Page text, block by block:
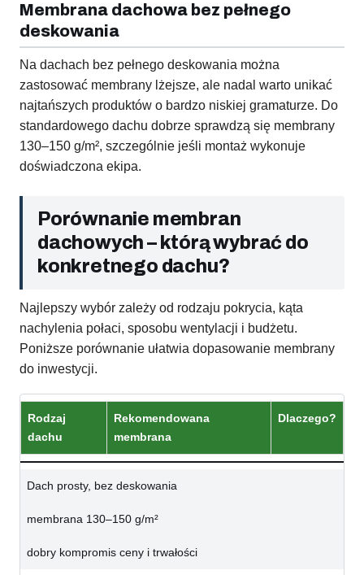
Membrana dachowa bez pełnego
deskowania
Na dachach bez pełnego deskowania można
zastosować membrany lżejsze, ale nadal warto unikać
najtańszych produktów o bardzo niskiej gramaturze. Do
standardowego dachu dobrze sprawdzą się membrany
130–150 g/m², szczególnie jeśli montaż wykonuje
doświadczona ekipa.
Porównanie membran
dachowych – którą wybrać do
konkretnego dachu?
Najlepszy wybór zależy od rodzaju pokrycia, kąta
nachylenia połaci, sposobu wentylacji i budżetu.
Poniższe porównanie ułatwia dopasowanie membrany
do inwestycji.
Rodzaj
dachu
Rekomendowana
membrana
Dlaczego?
Dach prosty, bez deskowania
membrana 130–150 g/m²
dobry kompromis ceny i trwałości